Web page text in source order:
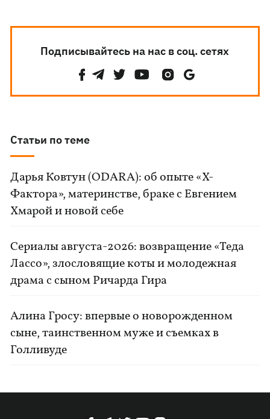
Подписывайтесь на нас в соц. сетях
Статьи по теме
Дарья Ковтун (ODARA): об опыте «Х-
Фактора», материнстве, браке с Евгением
Хмарой и новой себе
Сериалы августа-2026: возвращение «Теда
Лассо», злословящие коты и молодежная
драма с сыном Ричарда Гира
Алина Гросу: впервые о новорожденном
сыне, таинственном муже и съемках в
Голливуде